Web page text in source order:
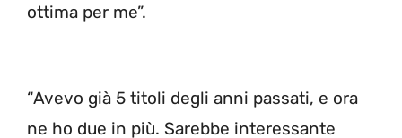
ottima per me”.
“Avevo già 5 titoli degli anni passati, e ora
ne ho due in più. Sarebbe interessante